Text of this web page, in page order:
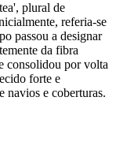
plural de
referia-se
passou a designar
da fibra
consolidou por volta
forte e
navios e coberturas.